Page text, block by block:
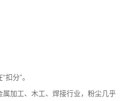
分”。
加工、木工、焊接行业，粉尘几乎